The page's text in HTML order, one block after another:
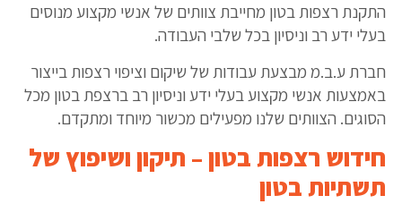
התקנת רצפות בטון מחייבת צוותים של אנשי מקצוע מנוסים
בעלי ידע רב וניסיון בכל שלבי העבודה.
חברת ע.ב.מ מבצעת עבודות של שיקום וציפוי רצפות בייצור
באמצעות אנשי מקצוע בעלי ידע וניסיון רב ברצפת בטון מכל
הסוגים. הצוותים שלנו מפעילים מכשור מיוחד ומתקדם.
חידוש רצפות בטון – תיקון ושיפוץ של
תשתיות בטון